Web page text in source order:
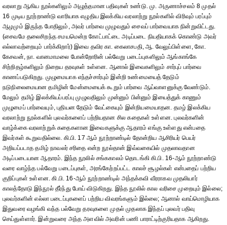
வரலாறு ஆகிய நூல்களிலும் அழுத்தமான பதிவுகள் உண்டு. மு. அருணாச்சலம் 8 முதல்
16 முடிய நூற்றாண்டு வாரியாக எழுதிய இலக்கிய வரலாற்று நூல்களில் விரிவும் பரப்பும்
ஆழமும் இருந்த போதிலும், அவர் பார்வை முழுவதும் சைவப் பார்வையாக நின்றுவிட்டது.
(சைவமே தலைசிறந்த சமயமென்ற கோட்பாட்டை அடிப்படை நியதியாகக் கொண்டு அவர்
எல்லாவற்றையும் பார்க்கிறார்) இவை தவிர கா. கைலாசபதி, ஆ. வேலுப்பிள்ளை, கோ.
கேசவன், நா. வானமாமலை போன்றோரின் பல்வேறு படைப்புகளிலும் ஆங்காங்கே
சிற்றிதழ்களிலும் நிறைய தரவுகள் உள்ளன. ஆனால் இவைகளிலும் சார்புப் பார்வை
காணப்படுகிறது. முழுமையாக எந்தச்சார்பும் இன்றி உண்மையைத் தேடும்
நடுநிலைமையான தமிழின் மேன்மையைக் கூறும் பார்வை ஆய்வாளனுக்கு வேண்டும்.
மேலும் தமிழ் இலக்கியப்பரப்பு முழுவதிலும் முன்னும் பின்னும் இயைத்துக் காணும்
முழுமைப் பார்வையும், புதியன தேடும் வேட்கையும் இன்றியமையாதன. தமழ் இலக்கிய
வரலாற்று நூல்களில் புலவர்களைப் பற்றியதான சில கதைகள் உள்ளன. புலவர்களின்
வாழ்க்கை வரலாற்றுக் கதைகளான இவைகளுக்கு ஆதாரம் எங்கு உள்ளது என்பதை
இவர்கள் கூறுவதில்லை. கி.பி. 17 ஆம் நூற்றாண்டில் தோன்றிய ஆசிரியர் பெயர்
அறியப்படாத தமிழ் நாவலர் சரிதை என்ற நூல்தான் இவ்வகையில் முதலாவதான
அடிப்படையான ஆதாரம். இந்த நூலில் சங்ககாலம் தொடங்கி கி.பி. 16-ஆம் நூற்றாண்டு
வரை வாழ்ந்த பல்வேறு படைப்புகள், அரங்கேற்றப்பட்ட காலச் சூழல்கள் என்பதைப் பற்றிய
குறிப்புகள் உள்ளன. கி.பி. 16-ஆம் நூற்றாண்டில் அந்தக்கவி வீரராகவ முதலியார்
காலத்தோடு இந்நூல் தீர்ந்து போய் விடுகிறது. இந்த நூலில் கால வரிசை முறையும் இல்லை;
புலவர்களின் எல்லா படைப்புகளைப் பற்றிய விவரங்களும் இல்லை; ஆனால் வாய்மொழியாக
இதுவரை வழங்கி வந்த பல்வேறு தரவுகளை முதல் முதலாக இந்தப் புலவர் பதிவு
செய்துள்ளார். இன்றுவரை அந்த அளவில் அவரின் பணி பாராட்டிற்குரியதாக ஆகிறது.